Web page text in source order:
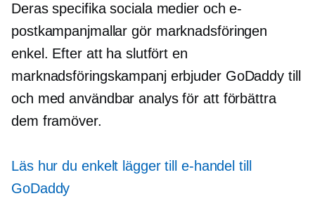
Deras specifika sociala medier och e-
postkampanjmallar gör marknadsföringen
enkel. Efter att ha slutfört en
marknadsföringskampanj erbjuder GoDaddy till
och med användbar analys för att förbättra
dem framöver.
Läs hur du enkelt lägger till e-handel till
GoDaddy